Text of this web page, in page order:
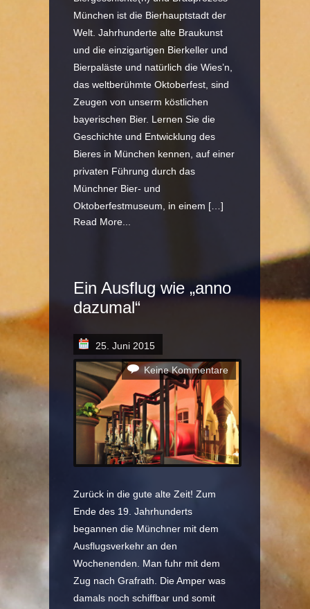
München ist die Bierhauptstadt der
Welt. Jahrhunderte alte Braukunst
und die einzigartigen Bierkeller und
Bierpaläste und natürlich die Wies’n,
das weltberühmte Oktoberfest, sind
Zeugen von unserm köstlichen
bayerischen Bier. Lernen Sie die
Geschichte und Entwicklung des
Bieres in München kennen, auf einer
privaten Führung durch das
Münchner Bier- und
Oktoberfestmuseum, in einem […]
Read More...
Ein Ausflug wie „anno
dazumal“
25. Juni 2015
Keine Kommentare
Zurück in die gute alte Zeit! Zum
Ende des 19. Jahrhunderts
begannen die Münchner mit dem
Ausflugsverkehr an den
Wochenenden. Man fuhr mit dem
Zug nach Grafrath. Die Amper was
damals noch schiffbar und somit